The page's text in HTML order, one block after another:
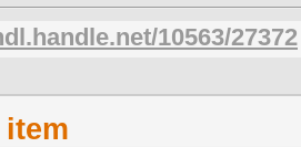
10563/27372